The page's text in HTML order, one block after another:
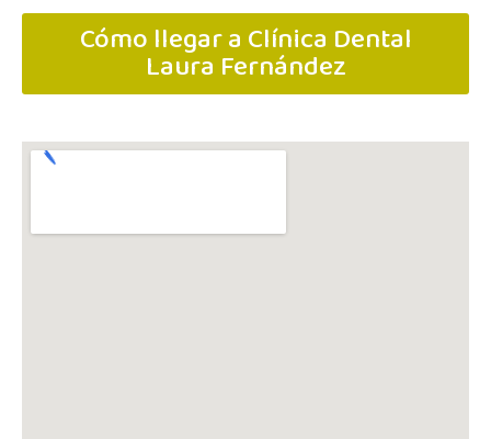
Cómo llegar a Clínica Dental
Laura Fernández